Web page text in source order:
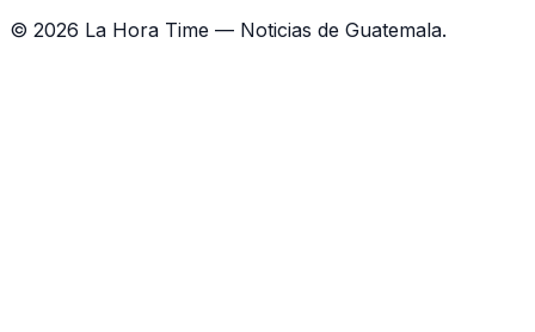
© 2026 La Hora Time — Noticias de Guatemala.